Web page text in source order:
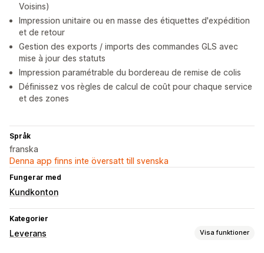
Voisins)
Impression unitaire ou en masse des étiquettes d'expédition
et de retour
Gestion des exports / imports des commandes GLS avec
mise à jour des statuts
Impression paramétrable du bordereau de remise de colis
Définissez vos règles de calcul de coût pour chaque service
et des zones
Språk
franska
Denna app finns inte översatt till svenska
Fungerar med
Kundkonton
Kategorier
Leverans Visa funktioner